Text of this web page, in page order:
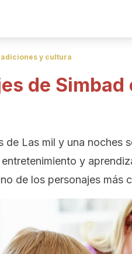
y cultura
de Simbad
de Las mil y una noches
y
de los personajes más